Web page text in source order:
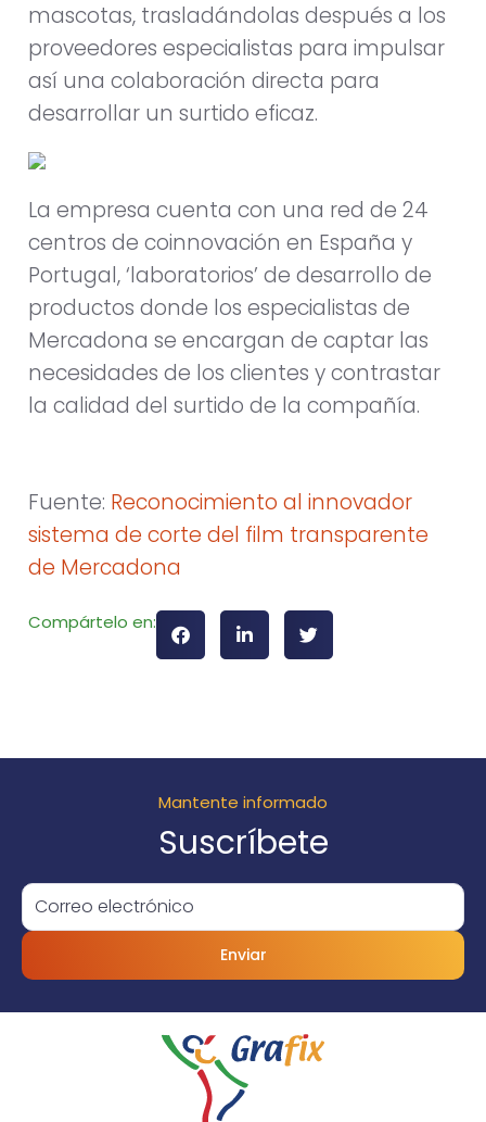
mascotas, trasladándolas después a los
proveedores especialistas para impulsar
así una colaboración directa para
desarrollar un surtido eficaz.
La empresa cuenta con una red de 24
centros de coinnovación en España y
Portugal, ‘laboratorios’ de desarrollo de
productos donde los especialistas de
Mercadona se encargan de captar las
necesidades de los clientes y contrastar
la calidad del surtido de la compañía.
Fuente: Reconocimiento al innovador
sistema de corte del film transparente
de Mercadona
Compártelo en:
Mantente informado
Suscríbete
Enviar